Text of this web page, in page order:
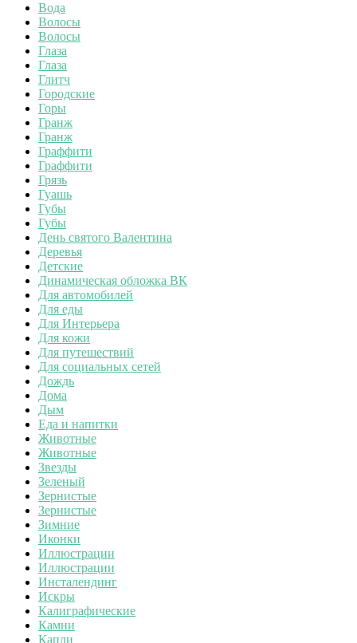
Вода
Волосы
Волосы
Глаза
Глаза
Глитч
Городские
Горы
Гранж
Гранж
Граффити
Граффити
Грязь
Гуашь
Губы
Губы
День святого Валентина
Деревья
Детские
Динамическая обложка ВК
Для автомобилей
Для еды
Для Интерьера
Для кожи
Для путешествий
Для социальных сетей
Дождь
Дома
Дым
Еда и напитки
Животные
Животные
Звезды
Зеленый
Зернистые
Зернистые
Зимние
Иконки
Иллюстрации
Иллюстрации
Инсталендинг
Искры
Калиграфические
Камни
Капли